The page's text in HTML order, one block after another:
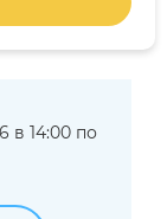
в 14:00 по